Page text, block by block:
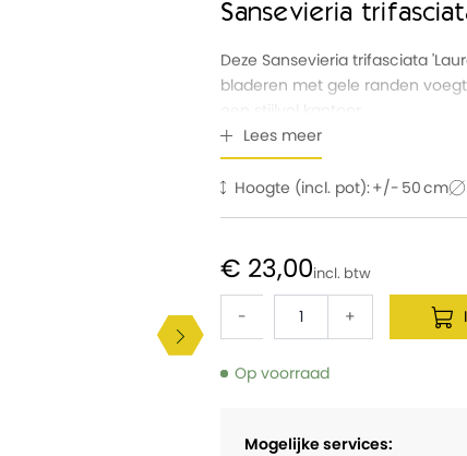
Sansevieria
Hoogte (incl. pot): 50
Mogelijke services:
Deze Sansevieria trifasciata
bladeren met gele randen
Lees meer
€ 23,00
- +
Op voorraad